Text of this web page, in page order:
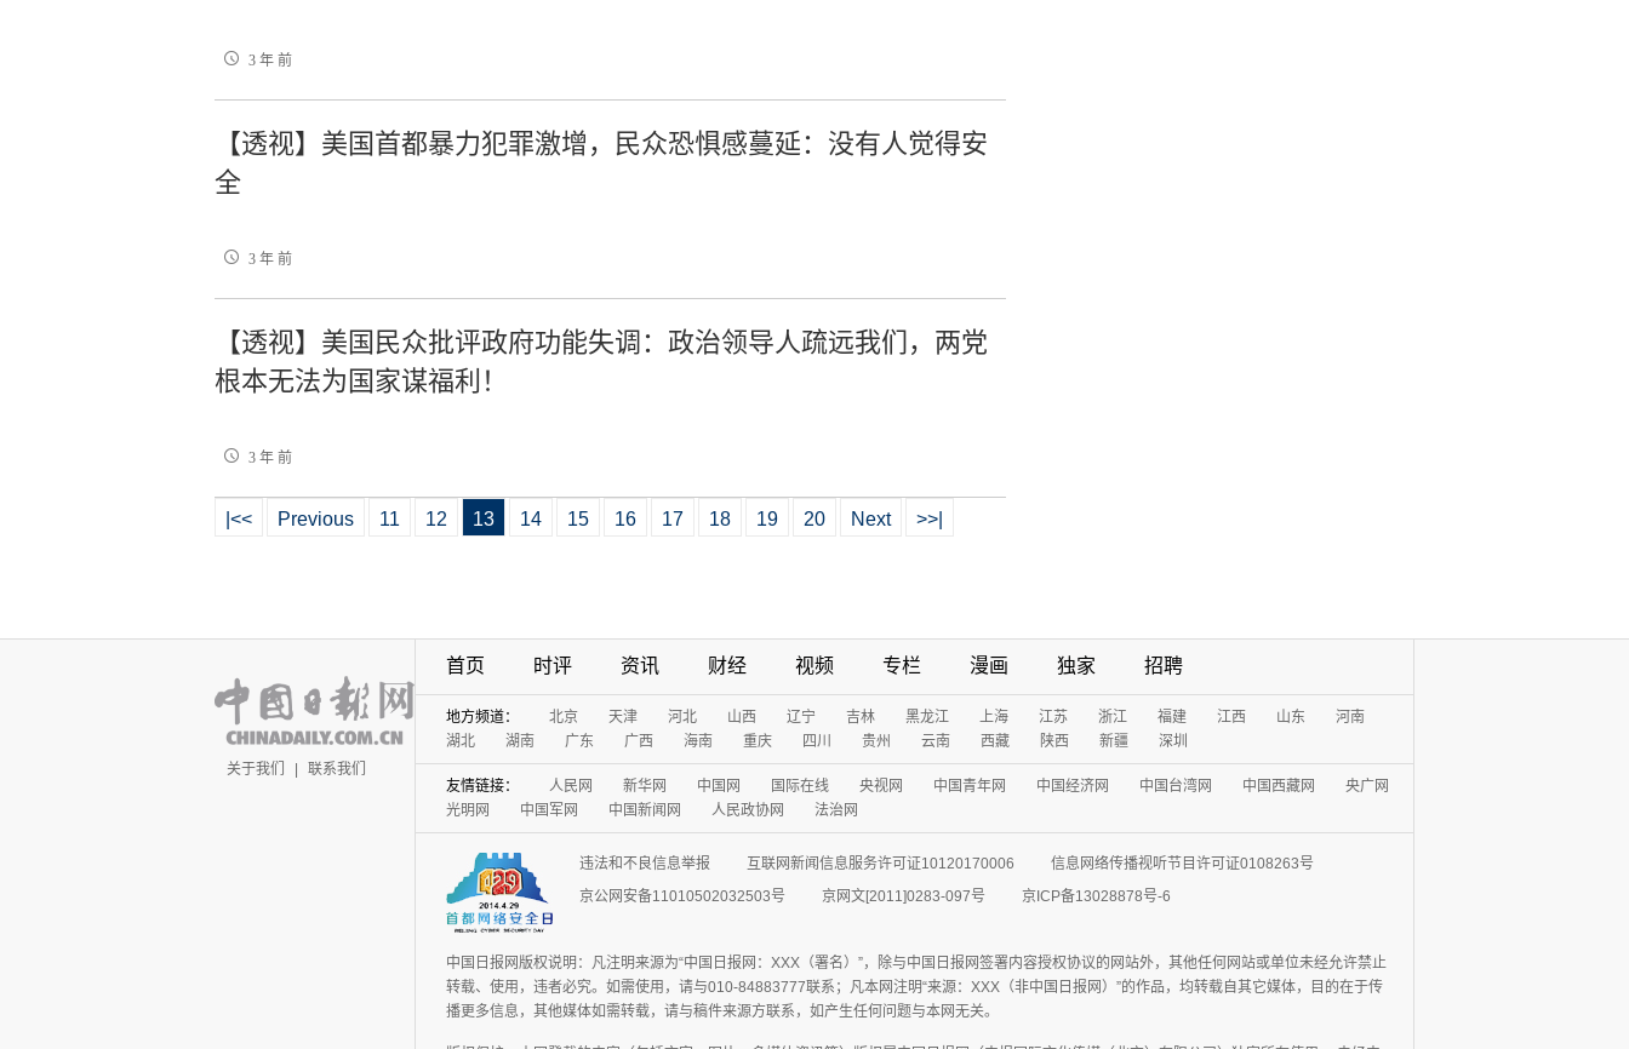
3 年 前
【透视】美国首都暴力犯罪激增，民众恐惧感蔓延：没有人觉得安
全
3 年 前
【透视】美国民众批评政府功能失调：政治领导人疏远我们，两党
根本无法为国家谋福利！
3 年 前
|<< Previous 11 12 13 14 15 16 17 18 19 20 Next >>|
关于我们 | 联系我们
首页 时评 资讯 财经 视频 专栏 漫画 独家 招聘
地方频道： 北京 天津 河北 山西 辽宁 吉林 黑龙江 上海 江苏 浙江 福建 江西 山东
河南
湖北
湖南 广东 广西 海南 重庆 四川 贵州 云南 西藏 陕西 新疆 深圳
友情链接： 人民网 新华网 中国网 国际在线 央视网 中国青年网 中国经济网 中国台湾网 中国西藏网
央广网
光明网
中国军网 中国新闻网 人民政协网 法治网
违法和不良信息举报 互联网新闻信息服务许可证10120170006
信息网络传播视听节目许可证0108263号
京公网安备11010502032503号
京网文[2011]0283-097号 京ICP备13028878号-6
中国日报网版权说明：凡注明来源为“中国日报网：XXX（署名）”，除与中国日报网签署内容授权协议的网站外，其他任何网站或单位未经允许禁止
转载、使用，违者必究。如需使用，请与010-84883777联系；凡本网注明“来源：XXX（非中国日报网）”的作品，均转载自其它媒体，目的在于传
播更多信息，其他媒体如需转载，请与稿件来源方联系，如产生任何问题与本网无关。